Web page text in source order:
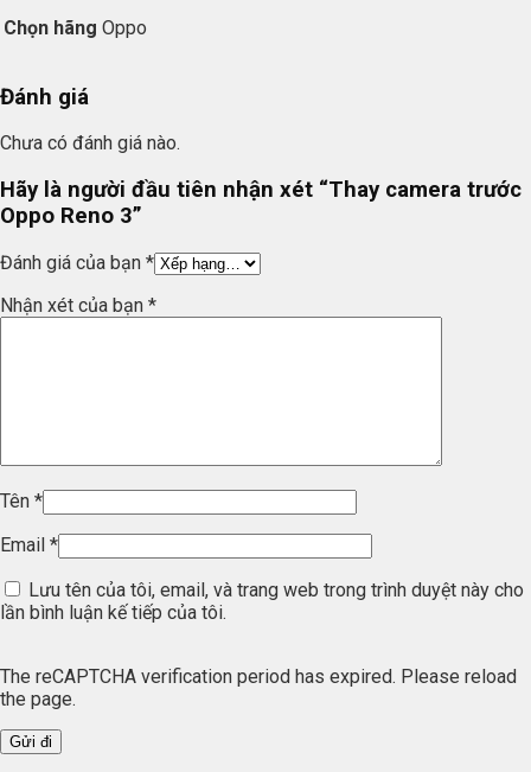
Chọn hãng Oppo
Đánh giá
Chưa có đánh giá nào.
Hãy là người đầu tiên nhận xét “Thay camera trước
Oppo Reno 3”
Đánh giá của bạn *
Nhận xét của bạn *
Tên *
Email *
Lưu tên của tôi, email, và trang web trong trình duyệt này cho
lần bình luận kế tiếp của tôi.
The reCAPTCHA verification period has expired. Please reload
the page.